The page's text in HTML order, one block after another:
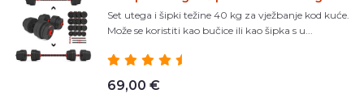
Set utega i šipki težine 40 kg za vježbanje kod kuće.
Može se koristiti kao bučice ili kao šipka s u...
69,00 €